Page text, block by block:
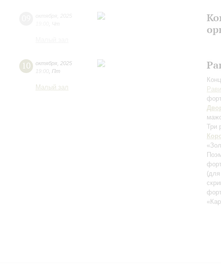
10 октября 2025
19:00 Пт
Малый зал
Три